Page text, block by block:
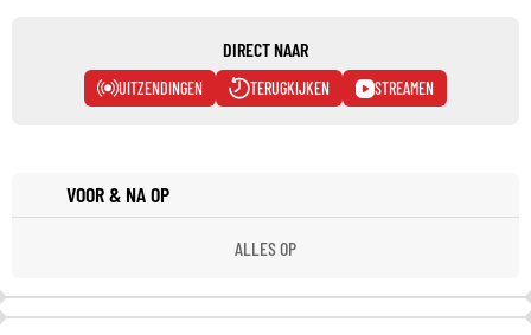
DIRECT NAAR
UITZENDINGEN TERUGKIJKEN STREAMEN
VOOR & NA OP
ALLES OP